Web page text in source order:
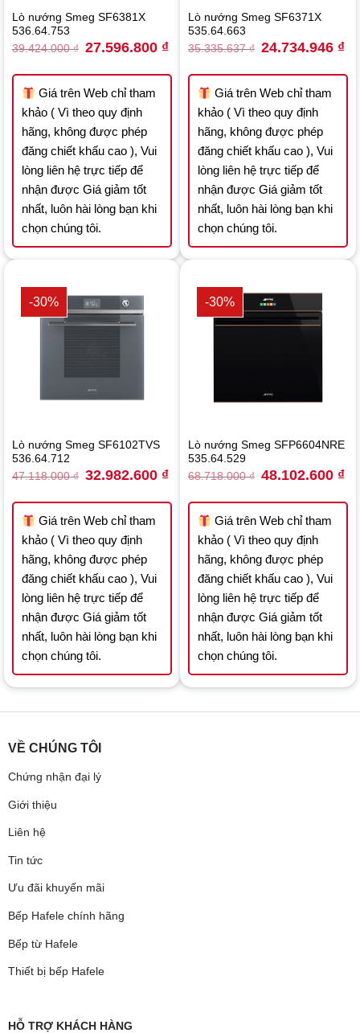
Lò nướng Smeg SF6381X
536.64.753
39.424.000₫ Original
price
39.424.000 ₫.
27.596.800 ₫Current
price
27.596.800 ₫.
Giá trên Web chỉ tham
khảo ( Vì theo quy định
hãng, không được phép
đăng chiết khấu cao ), Vui
lòng liên hệ trực tiếp để
nhận được Giá giảm tốt
nhất, luôn hài lòng bạn khi
chọn chúng tôi.
Lò nướng Smeg SF6371X
535.64.663
35.335.637₫ Original
price
35.335.637 ₫.
24.734.946 ₫
Giá trên Web chỉ tham
khảo ( Vì theo quy định
hãng, không được phép
đăng chiết khấu cao ), Vui
lòng liên hệ trực tiếp để
nhận được Giá giảm tốt
nhất, luôn hài lòng bạn khi
chọn chúng tôi.
-30%
Lò nướng Smeg SF6102TVS
536.64.712
47.118.000₫ Original
price
47.118.000 ₫.
32.982.600 ₫Current
price
32.982.600 ₫.
Giá trên Web chỉ tham
khảo ( Vì theo quy định
hãng, không được phép
đăng chiết khấu cao ), Vui
lòng liên hệ trực tiếp để
nhận được Giá giảm tốt
nhất, luôn hài lòng bạn khi
chọn chúng tôi.
-30%
Lò nướng Smeg SFP6604NRE
535.64.529
68.718.000₫ Original
price
68.718.000 ₫.
48.102.600 ₫
Giá trên Web chỉ tham
khảo ( Vì theo quy định
hãng, không được phép
đăng chiết khấu cao ), Vui
lòng liên hệ trực tiếp để
nhận được Giá giảm tốt
nhất, luôn hài lòng bạn khi
chọn chúng tôi.
VỀ CHÚNG TÔI
Chứng nhận đại lý
Giới thiệu
Liên hệ
Tin tức
Ưu đãi khuyến mãi
Bếp Hafele chính hãng
Bếp từ Hafele
Thiết bị bếp Hafele
HỖ TRỢ KHÁCH HÀNG